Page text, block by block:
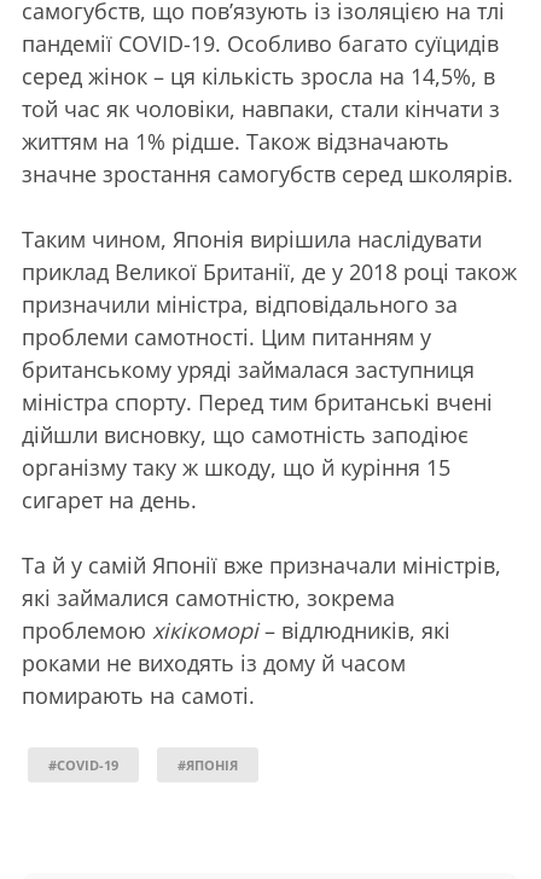
самогубств, що пов’язують із ізоляцією на тлі
пандемії COVID-19. Особливо багато суїцидів
серед жінок – ця кількість зросла на 14,5%, в
той час як чоловіки, навпаки, стали кінчати з
життям на 1% рідше. Також відзначають
значне зростання самогубств серед школярів.
Таким чином, Японія вирішила наслідувати
приклад Великої Британії, де у 2018 році також
призначили міністра, відповідального за
проблеми самотності. Цим питанням у
британському уряді займалася заступниця
міністра спорту. Перед тим британські вчені
дійшли висновку, що самотність заподіює
організму таку ж шкоду, що й куріння 15
сигарет на день.
Та й у самій Японії вже призначали міністрів,
які займалися самотністю, зокрема
проблемою хікікоморі– відлюдників, які
роками не виходять із дому й часом
помирають на самоті.
#COVID-19 #ЯПОНІЯ